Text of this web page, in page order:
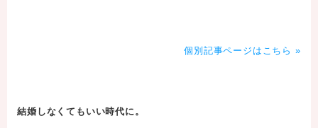
個別記事ページはこちら »
結婚しなくてもいい時代に。